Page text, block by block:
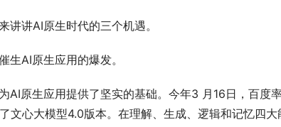
讲讲AI原生时代的三个机遇。
生AI原生应用的爆发。
AI原生应用提供了坚实的基础。今年3 月16日，百度
文心大模型4.0版本。在理解、生成、逻辑和记忆四